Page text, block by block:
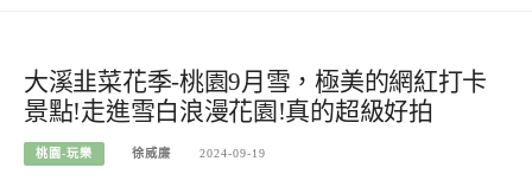
大溪韭菜花季-桃園9月雪，極美的網紅打卡
景點!走進雪白浪漫花園!真的超級好拍
桃園-玩樂 徐威廉 2024-09-19